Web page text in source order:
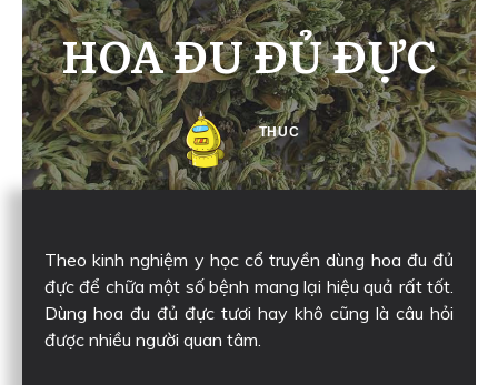
HOA ĐU ĐỦ ĐỰC
THUC
Theo kinh nghiệm y học cổ truyền dùng hoa đu đủ
đực để chữa một số bệnh mang lại hiệu quả rất tốt.
Dùng hoa đu đủ đực tươi hay khô cũng là câu hỏi
được nhiều người quan tâm.